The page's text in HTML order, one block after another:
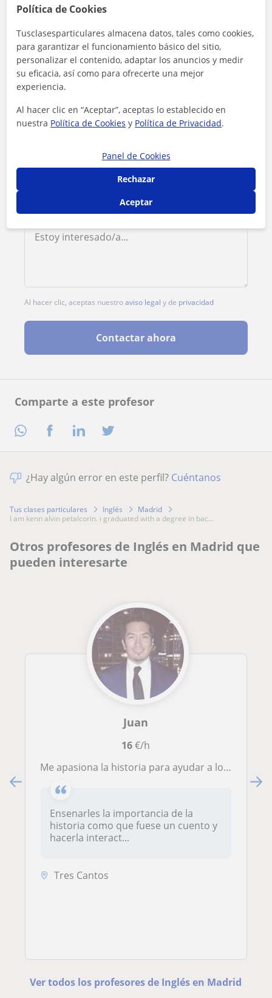
Comparte a este profesor
Tarifa 13 €/h
Al hacer clic, aceptas nuestroaviso legal y de privacidad
Contactar ahora
¿Hay algún error en este perfil? Cuéntanos
Tus clases particulares Inglés
Madrid
i am kenn alvin petalcorin. i graduated with a degree in bac...
Otros profesores de Inglés en Madrid que
pueden interesarte
Juan
16€/h
Me apasiona la historia para ayudar a los estudiantes a entender el pasado para que puedan entender mejor el presente.
Ensenarles la importancia de la
historia como que fuese un cuento y
hacerla interact...
Tres Cantos
Ver todos los profesores de Inglés en Madrid
Política de Cookies
Tusclasesparticulares almacena datos, tales como cookies,
para garantizar el funcionamiento básico del sitio,
personalizar el contenido, adaptar los anuncios y medir
su eficacia, así como para ofrecerte una mejor
experiencia.
Al hacer clic en “Aceptar”, aceptas lo establecido en
nuestra Política de Cookies y Política de Privacidad.
Panel de Cookies
Rechazar
Aceptar